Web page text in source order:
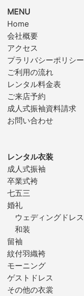
MENU
Home
会社概要
アクセス
プラリバシーポリシー
ご利用の流れ
レンタル料金表
ご来店予約
成人式振袖資料請求
お問い合わせ
レンタル衣装
成人式振袖
卒業式袴
七五三
婚礼
ウェディングドレス
和装
留袖
紋付羽織袴
モーニング
ゲストドレス
その他の衣裳